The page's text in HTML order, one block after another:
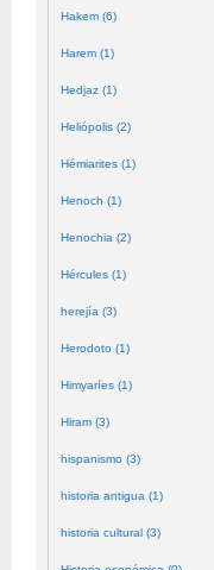
Hakem (6)
Harem (1)
Hedjaz (1)
Heliópolis (2)
Hémiarites (1)
Henoch (1)
Henochia (2)
Hércules (1)
herejía (3)
Herodoto (1)
Himyaríes (1)
Hiram (3)
hispanismo (3)
historia antigua (1)
historia cultural (3)